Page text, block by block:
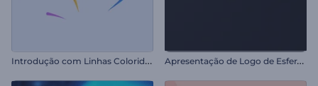
I
ntrodução com Linhas Coloridas Giratórias A
presentação de Logo de Esfera em Camadas